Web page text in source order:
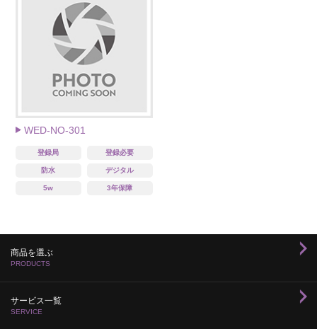
WED-NO-301
登録局 登録必要
防水 デジタル
5w 3年保障
商品を選ぶ
PRODUCTS
サービス一覧
SERVICE